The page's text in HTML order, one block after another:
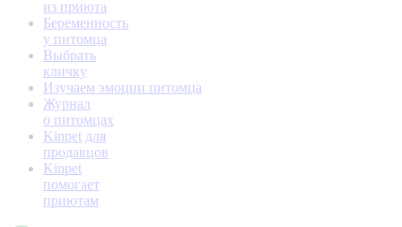
из приюта
Беременность
у питомца
Выбрать
кличку
Изучаем эмоции питомца
Журнал
о питомцах
Kinpet для
продавцов
Kinpet
помогает
приютам